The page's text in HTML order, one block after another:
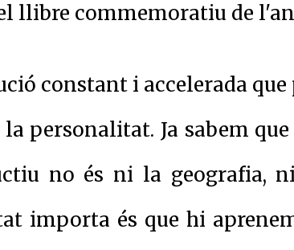
llibre commemoratiu de
constant i accelerada
personalitat. Ja sabem
no és ni la geografia,
importa és que hi